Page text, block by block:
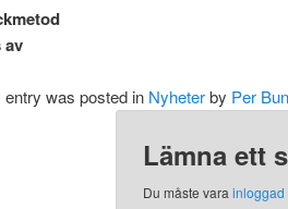
av
entry was posted in Nyheterby Per
Lämna ett
Du måste varainloggad